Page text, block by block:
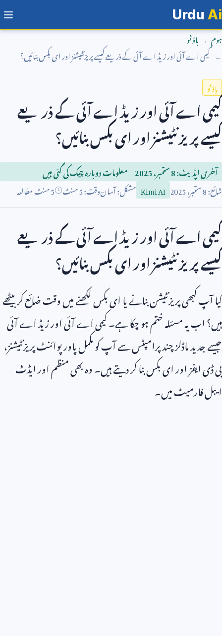
Urdu Ai
ہوم
ہاؤ ٹو
کیمی اے آئی اور زیڈ اے آئی کے ذریعے کیسے پریزنٹیشنز اور ای بکس بنائیں؟
ہاؤ ٹو
کیمی اے آئی اور زیڈ اے آئی کے ذریعے
کیسے پریزنٹیشنز اور ای بکس بنائیں؟
آخری اپڈیٹ:8ستمبر،2025— معلومات دوبارہ چیک کی گئی ہیں
شائع:8ستمبر،2025
Kimi AI مشکل: آسانوقت:5منٹ 5 منٹ مطالعہ
کیمی اے آئی اور زیڈ اے آئی کے ذریعے
کیسے پریزنٹیشنز اور ای بکس بنائیں؟
کیا آپ کبھی پریزنٹیشن بنانے یا ای بکس لکھنے میں وقت ضائع کر بیٹھے
ہیں؟ اب یہ مسئلہ ختم ہو چکا ہے۔ کیمی اے آئی اور زیڈ اے آئی
جیسے جدید ماڈلز چند پرامپٹس سے آپ کو مکمل پاور پوائنٹ پریزنٹیشنز،
پی ڈی ایفز اور ای بکس بنا کر دیتے ہیں۔ وہ بھی منظم اور ایڈٹ
ایبل فارمیٹ میں۔